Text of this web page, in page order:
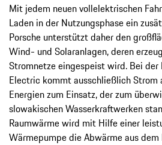
Mit jedem neuen vollelektrischen
Laden in der Nutzungsphase ein
Porsche unterstützt daher den
Wind- und Solaranlagen, deren
Stromnetze eingespeist wird. Bei der
Electric kommt ausschließlich Strom
Energien zum Einsatz, der zum
slowakischen Wasserkraftwerken
Raumwärme wird mit Hilfe einer
Wärmepumpe die Abwärme aus